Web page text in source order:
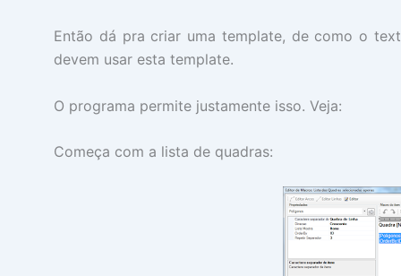
Então dá pra criar uma template, de como o
devem usar esta template.
O programa permite justamente isso. Veja:
Começa com a lista de quadras: